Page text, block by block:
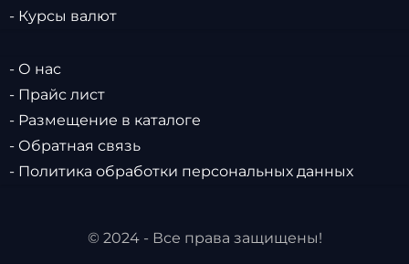
- Курсы валют
- О нас
- Прайс лист
- Размещение в каталоге
- Обратная связь
- Политика обработки персональных данных
© 2024 - Все права защищены!